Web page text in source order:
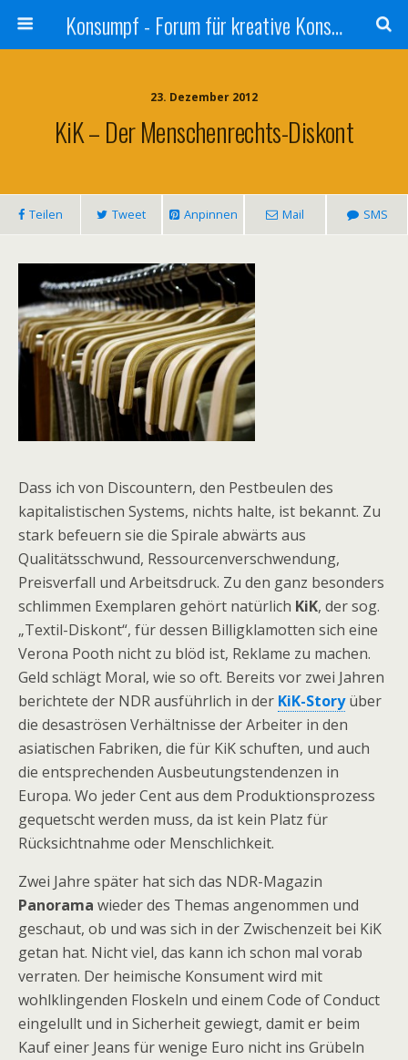
Konsumpf - Forum für kreative Konsumkritik - Culture Jamming, Nachhaltigkeit, Konzernkritik, Adbusting
23. Dezember 2012
KiK – Der Menschenrechts-Diskont
Teilen Tweet Anpinnen Mail SMS
Dass ich von Discountern, den Pestbeulen des
kapitalistischen Systems, nichts halte, ist bekannt. Zu
stark befeuern sie die Spirale abwärts aus
Qualitätsschwund, Ressourcenverschwendung,
Preisverfall und Arbeitsdruck. Zu den ganz besonders
schlimmen Exemplaren gehört natürlich KiK, der sog.
„Textil-Diskont“, für dessen Billigklamotten sich eine
Verona Pooth nicht zu blöd ist, Reklame zu machen.
Geld schlägt Moral, wie so oft. Bereits vor zwei Jahren
berichtete der NDR ausführlich in der KiK-Storyüber
die desaströsen Verhältnisse der Arbeiter in den
asiatischen Fabriken, die für KiK schuften, und auch
die entsprechenden Ausbeutungstendenzen in
Europa. Wo jeder Cent aus dem Produktionsprozess
gequetscht werden muss, da ist kein Platz für
Rücksichtnahme oder Menschlichkeit.
Zwei Jahre später hat sich das NDR-Magazin
Panorama wieder des Themas angenommen und
geschaut, ob und was sich in der Zwischenzeit bei KiK
getan hat. Nicht viel, das kann ich schon mal vorab
verraten. Der heimische Konsument wird mit
wohlklingenden Floskeln und einem Code of Conduct
eingelullt und in Sicherheit gewiegt, damit er beim
Kauf einer Jeans für wenige Euro nicht ins Grübeln